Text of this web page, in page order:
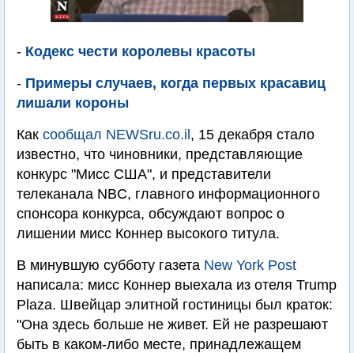
- Кодекс чести королевы красоты
- Примеры случаев, когда первых красавиц
лишали короны
Как сообщал NEWSru.co.il , 15 декабря стало
известно, что чиновники, представляющие
конкурс "Мисс США", и представители
телеканала NBC, главного информационного
спонсора конкурса, обсуждают вопрос о
лишении мисс Коннер высокого титула.
В минувшую субботу газета New York Post
написала: мисс Коннер выехала из отеля Trump
Plaza. Швейцар элитной гостиницы был краток:
"Она здесь больше не живет. Ей не разрешают
быть в каком-либо месте, принадлежащем